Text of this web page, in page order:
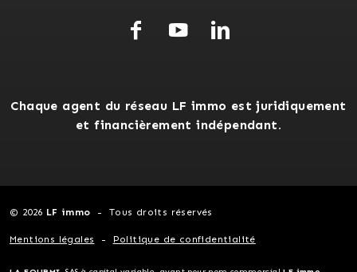
Chaque agent du réseau LF immo est juridiquement
et financièrement indépendant.
© 2026 LF immo Tous droits réservés
Mentions légales Politique de confidentialité